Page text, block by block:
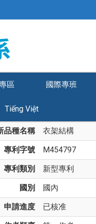
區 國際專班
Tiếng Việt
品種名稱 衣架結構
專利字號 M454797
專利類別 新型專利
國別 國內
申請進度 已核准